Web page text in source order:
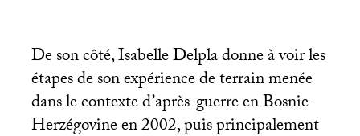
De son côté, Isabelle Delpla donne à voir les
étapes de son expérience de terrain menée
dans le contexte d’après-guerre en Bosnie-
Herzégovine en 2002, puis principalement